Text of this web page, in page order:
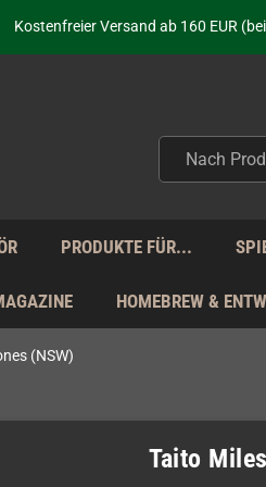
Kostenfreier Versand ab 160 EUR
Seit über 20 Jahren Deine
Täglicher Versand Mo - Fr aus
PRODUKTE FÜR...
HOMEBREW &
(NSW)
Taito